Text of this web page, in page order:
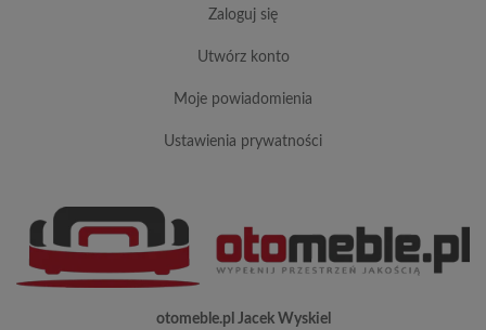
zaloguj się
utwórz konto
moje powiadomienia
ustawienia prywatności
otomeble.pl Jacek Wyskiel